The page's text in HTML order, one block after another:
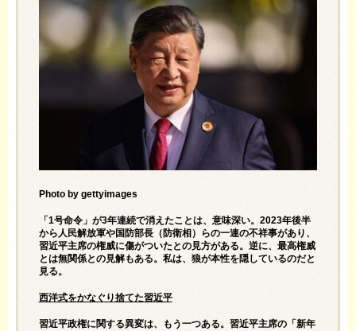
Photo by gettyimages
「1号命令」が3年連続で消えたことは、意味深い。2023年後半
から人民解放軍や国防部長（防衛相）らの一連の不祥事があり、
習近平主席の権威に傷がついたとの見方がある。逆に、最高権威
とは無関係との見解もある。私は、狼が本性を隠しているのだと
見る。
西洋式をかなぐり捨てた習近平
習近平政権に関する異変は、もう一つある。習近平主席の「新年